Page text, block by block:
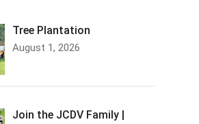
Tree Plantation
August 1, 2026
Join the JCDV Family |